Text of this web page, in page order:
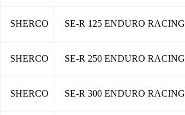
SHERCO SE-R 125 ENDURO RACING
SHERCO SE-R 250 ENDURO RACING
SHERCO SE-R 300 ENDURO RACING